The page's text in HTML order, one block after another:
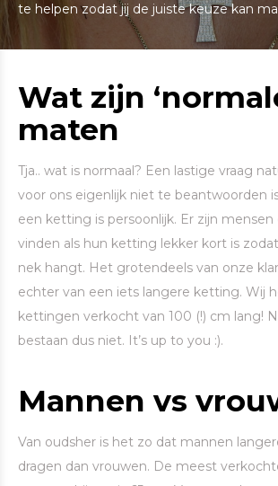
te helpen zodat jij de juiste keuze kan
Wat zijn
maten
Tja.. wat is normaal? Een lastige vraag
voor ons eigenlijk niet te beantwoorden
een ketting is persoonlijk. Er zijn
vinden als hun ketting lekker kort is
nek hangt. Het grotendeels van onze
echter van een iets langere ketting. Wij
kettingen verkocht van 100 (!) cm lang!
bestaan dus niet. It’s up to you :).
Mannen vs
Van oudsher is het zo dat mannen
dragen dan vrouwen. De meest